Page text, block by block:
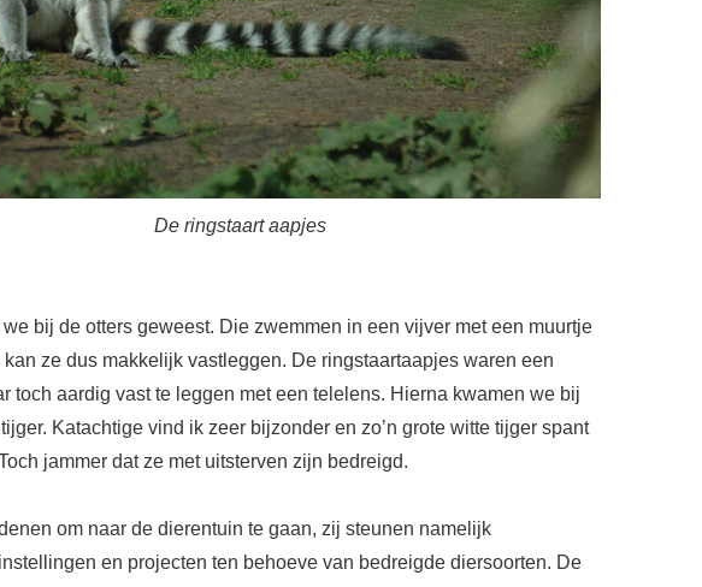
De ringstaart aapjes
bij de otters geweest. Die zwemmen in een vijver met een muurtje
kan ze dus makkelijk vastleggen. De ringstaartaapjes waren een
toch aardig vast te leggen met een telelens. Hierna kwamen we bij
Katachtige vind ik zeer bijzonder en zo’n grote witte tijger spant
jammer dat ze met uitsterven zijn bedreigd.
om naar de dierentuin te gaan, zij steunen namelijk
en projecten ten behoeve van bedreigde diersoorten. De